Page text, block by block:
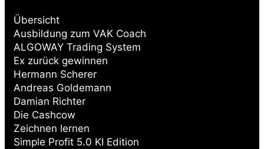
Übersicht
Ausbildung zum VAK Coach
ALGOWAY Trading System
Ex zurück gewinnen
Hermann Scherer
Andreas Goldemann
Damian Richter
Die Cashcow
Zeichnen lernen
Simple Profit 5.0 KI Edition